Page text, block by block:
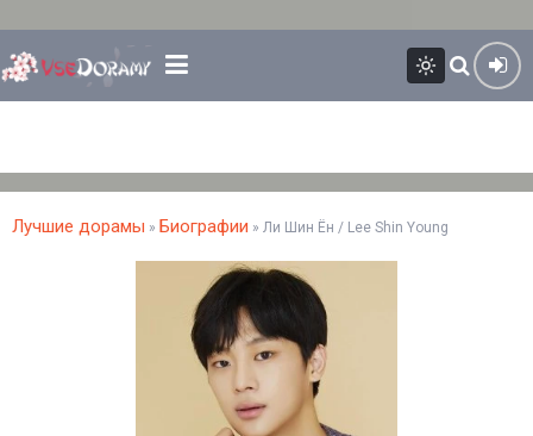
Лучшие дорамы » Биографии » Ли Шин Ён / Lee Shin Young